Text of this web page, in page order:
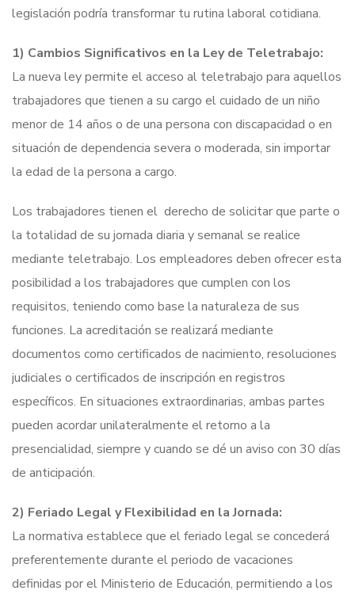
legislación podría transformar tu rutina laboral cotidiana.
1) Cambios Significativos en la Ley de Teletrabajo:
La nueva ley permite el acceso al teletrabajo para aquellos
trabajadores que tienen a su cargo el cuidado de un niño
menor de 14 años o de una persona con discapacidad o en
situación de dependencia severa o moderada, sin importar
la edad de la persona a cargo.
Los trabajadores tienen el derecho de solicitar que parte o
la totalidad de su jornada diaria y semanal se realice
mediante teletrabajo. Los empleadores deben ofrecer esta
posibilidad a los trabajadores que cumplen con los
requisitos, teniendo como base la naturaleza de sus
funciones. La acreditación se realizará mediante
documentos como certificados de nacimiento, resoluciones
judiciales o certificados de inscripción en registros
específicos. En situaciones extraordinarias, ambas partes
pueden acordar unilateralmente el retorno a la
presencialidad, siempre y cuando se dé un aviso con 30 días
de anticipación.
2) Feriado Legal y Flexibilidad en la Jornada:
La normativa establece que el feriado legal se concederá
preferentemente durante el periodo de vacaciones
definidas por el Ministerio de Educación, permitiendo a los